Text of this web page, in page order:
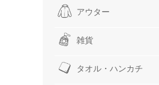
アウター
雑貨
タオル・ハンカチ